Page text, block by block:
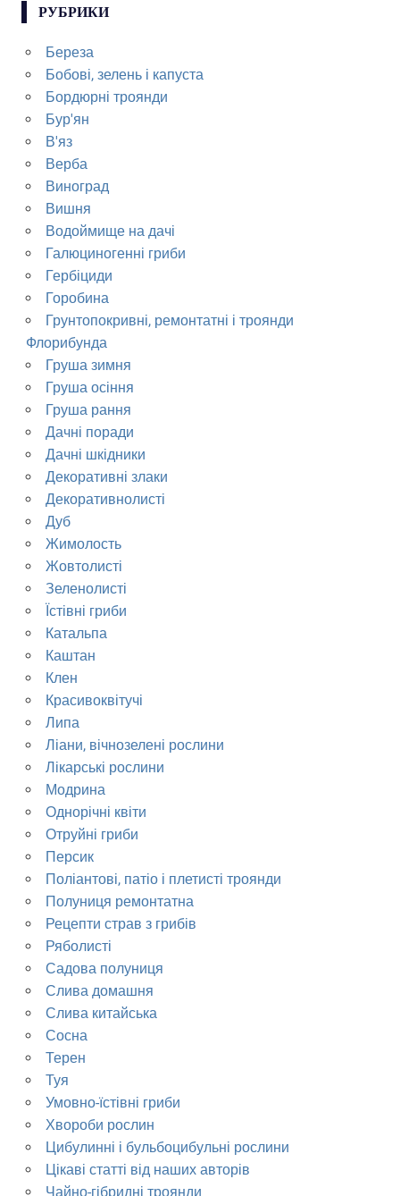
РУБРИКИ
Береза
Бобові, зелень і капуста
Бордюрні троянди
Бур'ян
В'яз
Верба
Виноград
Вишня
Водоймище на дачі
Галюциногенні гриби
Гербіциди
Горобина
Грунтопокривні, ремонтатні і троянди
Флорибунда
Груша зимня
Груша осіння
Груша рання
Дачні поради
Дачні шкідники
Декоративні злаки
Декоративнолисті
Дуб
Жимолость
Жовтолисті
Зеленолисті
Їстівні гриби
Катальпа
Каштан
Клен
Красивоквітучі
Липа
Ліани, вічнозелені рослини
Лікарські рослини
Модрина
Однорічні квіти
Отруйні гриби
Персик
Поліантові, патіо і плетисті троянди
Полуниця ремонтатна
Рецепти страв з грибів
Ряболисті
Садова полуниця
Слива домашня
Слива китайська
Сосна
Терен
Туя
Умовно-їстівні гриби
Хвороби рослин
Цибулинні і бульбоцибульні рослини
Цікаві статті від наших авторів
Чайно-гібридні троянди